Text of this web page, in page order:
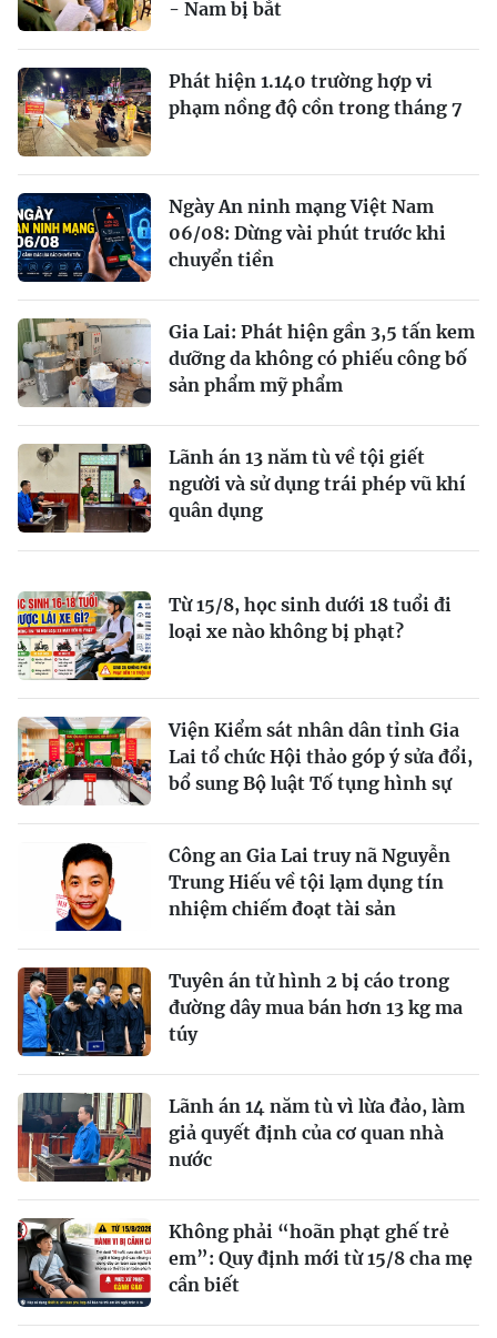
- Nam bị bắt
Phát hiện 1.140 trường hợp vi
phạm nồng độ cồn trong tháng 7
Ngày An ninh mạng Việt Nam
06/08: Dừng vài phút trước khi
chuyển tiền
Gia Lai: Phát hiện gần 3,5 tấn kem
dưỡng da không có phiếu công bố
sản phẩm mỹ phẩm
Lãnh án 13 năm tù về tội giết
người và sử dụng trái phép vũ khí
quân dụng
Từ 15/8, học sinh dưới 18 tuổi đi
loại xe nào không bị phạt?
Viện Kiểm sát nhân dân tỉnh Gia
Lai tổ chức Hội thảo góp ý sửa đổi,
bổ sung Bộ luật Tố tụng hình sự
Công an Gia Lai truy nã Nguyễn
Trung Hiếu về tội lạm dụng tín
nhiệm chiếm đoạt tài sản
Tuyên án tử hình 2 bị cáo trong
đường dây mua bán hơn 13 kg ma
túy
Lãnh án 14 năm tù vì lừa đảo, làm
giả quyết định của cơ quan nhà
nước
Không phải “hoãn phạt ghế trẻ
em”: Quy định mới từ 15/8 cha mẹ
cần biết